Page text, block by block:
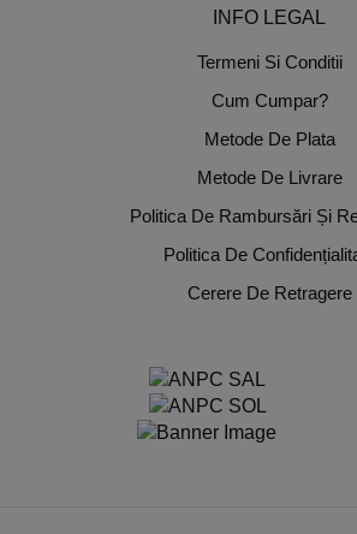
INFO LEGAL
Termeni Si Conditii
Cum Cumpar?
Metode De Plata
Metode De Livrare
Politica De Rambursări Și
Politica De
Cerere De Retragere